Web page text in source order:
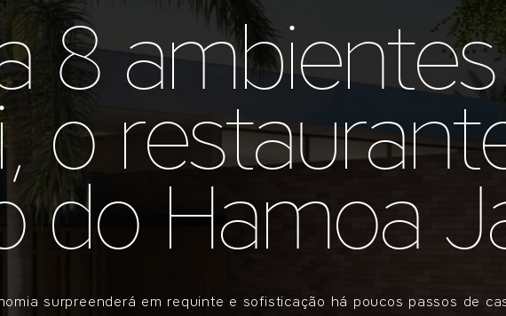
8
o
do Hamoa
surpreenderá em requinte e sofisticação há poucos passos de